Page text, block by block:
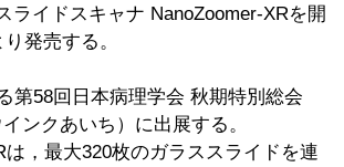
ライドスキャナ NanoZoomer-XRを開
発売する。
第58回日本病理学会 秋期特別総会
インクあいち）に出展する。
は，最大320枚のガラススライドを連